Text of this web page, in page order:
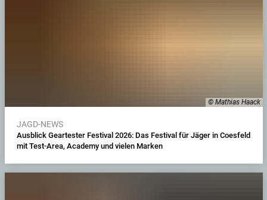
© Mathias Haack
JAGD-NEWS
Ausblick Geartester Festival 2026: Das Festival für Jäger in Coesfeld
mit Test-Area, Academy und vielen Marken